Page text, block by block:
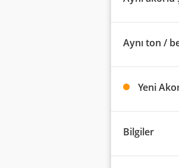
Aynı ton /
Yeni
Bilgiler